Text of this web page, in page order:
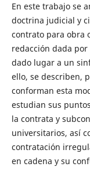
En este trabajo se
doctrina judicial y
contrato para obra
redacción dada
dado lugar a un
ello, se describen,
conforman esta
estudian sus
la contrata y
universitarios, así
contratación
en cadena y su